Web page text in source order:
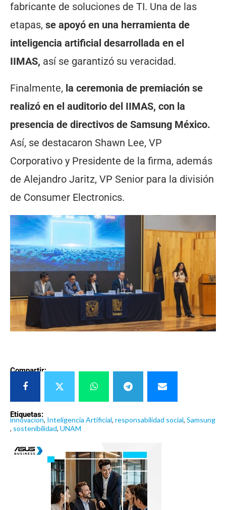
fabricante de soluciones de TI. Una de las
etapas, se apoyó en una herramienta de
inteligencia artificial desarrollada en el
IIMAS, así se garantizó su veracidad.
Finalmente, la ceremonia de premiación se
realizó en el auditorio del IIMAS, con la
presencia de directivos de Samsung México.
Así, se destacaron Shawn Lee, VP
Corporativo y Presidente de la firma, además
de Alejandro Jaritz, VP Senior para la división
de Consumer Electronics.
Compartir:
Etiquetas:
innovacion, Inteligencia Artificial, responsabilidad social, Samsung
, sostenibilidad, UNAM